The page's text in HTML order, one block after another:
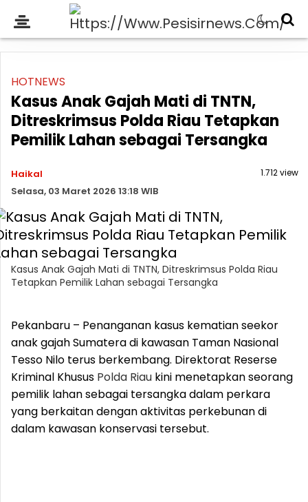
HOTNEWS
Kasus Anak Gajah Mati di TNTN,
Ditreskrimsus Polda Riau Tetapkan
Pemilik Lahan sebagai Tersangka
Haikal
Selasa, 03 Maret 2026 13:18 WIB
1.712 view
Kasus Anak Gajah Mati di TNTN, Ditreskrimsus Polda Riau
Tetapkan Pemilik Lahan sebagai Tersangka
Pekanbaru – Penanganan kasus kematian seekor
anak gajah Sumatera di kawasan Taman Nasional
Tesso Nilo terus berkembang. Direktorat Reserse
Kriminal Khusus Polda Riau kini menetapkan seorang
pemilik lahan sebagai tersangka dalam perkara
yang berkaitan dengan aktivitas perkebunan di
dalam kawasan konservasi tersebut.